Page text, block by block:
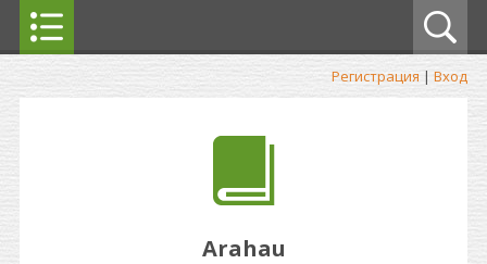
Регистрация | Вход
Arahau